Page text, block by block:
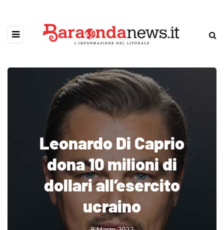
Leonardo Di Caprio
dona 10 milioni di
dollari all’esercito
ucraino